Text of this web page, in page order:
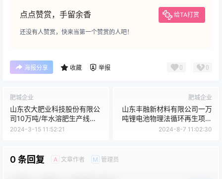
点点赞赏，手留余香 给TA打赏
还没有人赞赏，快来当第一个赞赏的人吧！
海报分享 收藏 举报 0 0
肥城企业
山东农大肥业科技股份有限公
司10万吨/年水溶肥生产线技
改项目通过环境保护验收工作
2024-3-15 11:52:21
肥城企业
山东丰融新材料有限公司一万
吨锂电池物理法循环再生项目
通过环境保护验收工作的公示
2024-8-7 11:02:30
0 条回复 A 文章作者 M 管理员